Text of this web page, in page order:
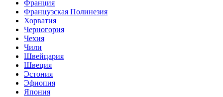
Франция
Французская Полинезия
Хорватия
Черногория
Чехия
Чили
Швейцария
Швеция
Эстония
Эфиопия
Япония